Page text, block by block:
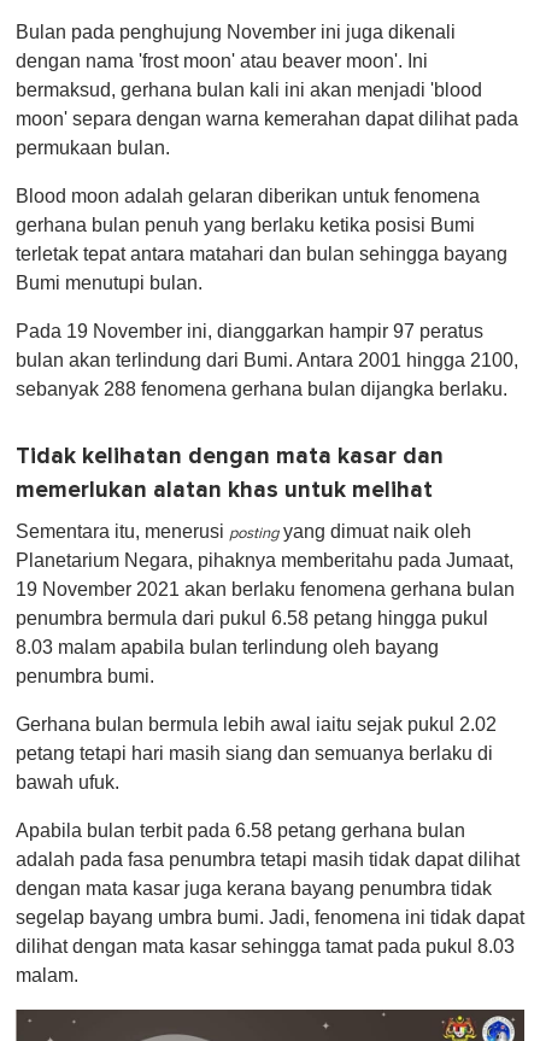
,Bulan pada penghujung November ini juga dikenali
dengan nama 'frost moon' atau beaver moon'. Ini
bermaksud, gerhana bulan kali ini akan menjadi 'blood
moon' separa dengan warna kemerahan dapat dilihat pada
permukaan bulan.
Blood moon adalah gelaran diberikan untuk fenomena
gerhana bulan penuh yang berlaku ketika posisi Bumi
terletak tepat antara matahari dan bulan sehingga bayang
Bumi menutupi bulan.
Pada 19 November ini, dianggarkan hampir 97 peratus
bulan akan terlindung dari Bumi. Antara 2001 hingga 2100,
sebanyak 288 fenomena gerhana bulan dijangka berlaku.
Tidak kelihatan dengan mata kasar dan
memerlukan alatan khas untuk melihat
Sementara itu, menerusi postingyang dimuat naik oleh
Planetarium Negara, pihaknya memberitahu pada Jumaat,
19 November 2021 akan berlaku fenomena gerhana bulan
penumbra bermula dari pukul 6.58 petang hingga pukul
8.03 malam apabila bulan terlindung oleh bayang
penumbra bumi.
Gerhana bulan bermula lebih awal iaitu sejak pukul 2.02
petang tetapi hari masih siang dan semuanya berlaku di
bawah ufuk.
Apabila bulan terbit pada 6.58 petang gerhana bulan
adalah pada fasa penumbra tetapi masih tidak dapat dilihat
dengan mata kasar juga kerana bayang penumbra tidak
segelap bayang umbra bumi. Jadi, fenomena ini tidak dapat
dilihat dengan mata kasar sehingga tamat pada pukul 8.03
malam.